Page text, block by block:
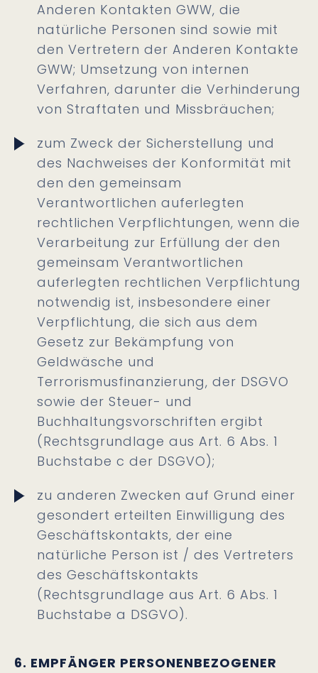
Anderen Kontakten GWW, die
natürliche Personen sind sowie mit
den Vertretern der Anderen Kontakte
GWW; Umsetzung von internen
Verfahren, darunter die Verhinderung
von Straftaten und Missbräuchen;
zum Zweck der Sicherstellung und
des Nachweises der Konformität mit
den den gemeinsam
Verantwortlichen auferlegten
rechtlichen Verpflichtungen, wenn die
Verarbeitung zur Erfüllung der den
gemeinsam Verantwortlichen
auferlegten rechtlichen Verpflichtung
notwendig ist, insbesondere einer
Verpflichtung, die sich aus dem
Gesetz zur Bekämpfung von
Geldwäsche und
Terrorismusfinanzierung, der DSGVO
sowie der Steuer- und
Buchhaltungsvorschriften ergibt
(Rechtsgrundlage aus Art. 6 Abs. 1
Buchstabe c der DSGVO);
zu anderen Zwecken auf Grund einer
gesondert erteilten Einwilligung des
Geschäftskontakts, der eine
natürliche Person ist / des Vertreters
des Geschäftskontakts
(Rechtsgrundlage aus Art. 6 Abs. 1
Buchstabe a DSGVO).
6. EMPFÄNGER PERSONENBEZOGENER